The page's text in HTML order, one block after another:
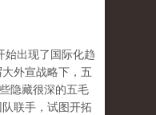
始出现了国际化趋
外宣战略下，五
隐藏很深的五毛
联手，试图开拓